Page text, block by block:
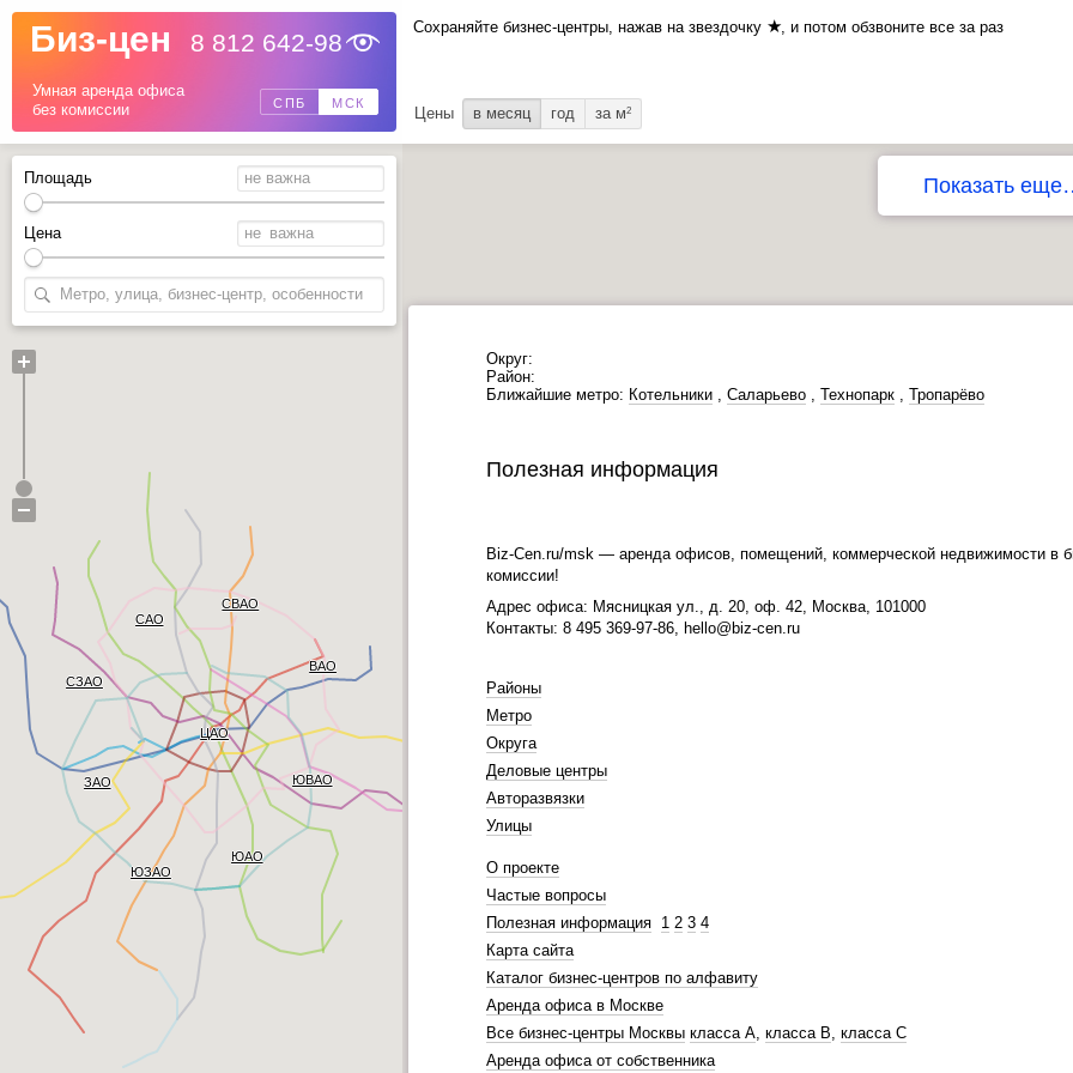
Биз-цен
СПБ МСК
Умная аренда офиса
без комиссии
8 812 642-98
Площадь
Цена
Сохраняйте бизнес-центры, нажав на звездочку ★, и потом обзвоните все за раз
Цены в месяц год за м2
ЦАО
ЮЗАО
ЮАО
ЮВАО
ВАО
СВАО
САО
СЗАО
ЗАО
Показать
Округ:
Район:
Ближайшие метро: Котельники , Саларьево , Технопарк , Тропарёво
Полезная информация
Biz-Cen.ru/msk — аренда офисов, помещений, коммерческой недвижимости в
комиссии!
Адрес офиса: Мясницкая ул., д. 20, оф. 42, Москва, 101000
Контакты: 8 495 369-97-86, hello@biz-cen.ru
Районы
Метро
Округа
Деловые центры
Авторазвязки
Улицы
О проекте
Частые вопросы
Полезная информация 1 2 3 4
Карта сайта
Каталог бизнес-центров по алфавиту
Аренда офиса в Москве
Все бизнес-центры Москвы класса А, класса В, класса С
Аренда офиса от собственника